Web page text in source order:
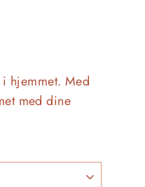
hjemmet. Med
med dine